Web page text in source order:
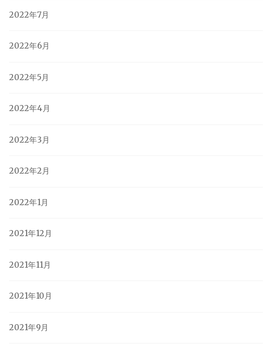
2022年7月
2022年6月
2022年5月
2022年4月
2022年3月
2022年2月
2022年1月
2021年12月
2021年11月
2021年10月
2021年9月